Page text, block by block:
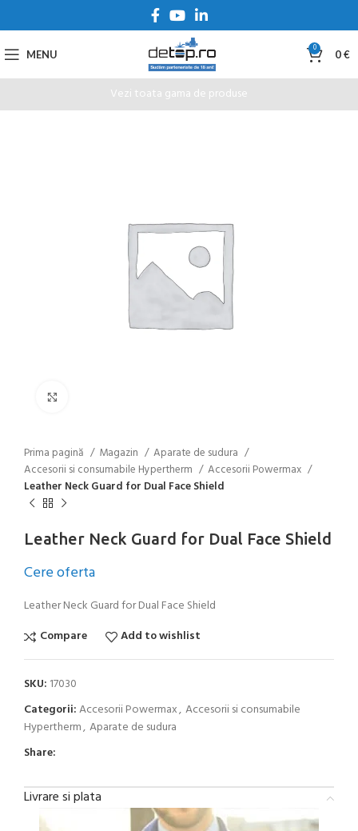
MENU 0 0€
Vezi toata gama de produse
Prima pagină Magazin
Aparate de sudura
Accesorii si consumabile Hypertherm
Accesorii Powermax
Leather Neck Guard for Dual Face Shield
Leather Neck Guard for Dual Face Shield
Cere oferta
Leather Neck Guard for Dual Face Shield
Compare
Add to wishlist
SKU: 17030
Categorii:Accesorii Powermax, Accesorii si consumabile
Hypertherm, Aparate de sudura
Share:
Livrare si plata